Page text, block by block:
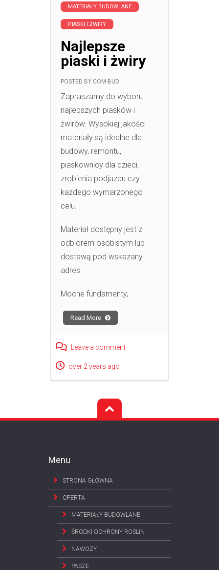
MATERIAŁY BUDOWLANE
PIASKI I ŻWIRY
Najlepsze
piaski i żwiry
POSTED BY COM-BUD
Zapraszamy do wyboru
najlepszych piasków i
żwirów. Wysokiej jakości
materiały są idealne dla
budowy, remontu,
piaskownicy dla dzieci,
zrobienia podjazdu czy
każdego wymarzonego
celu.
Materiał dostępny jest z
odbiorem osobistym lub
dostawą pod wskazany
adres.
Mocne fundamenty,
Read More
Leave a comment
over 2 years ago
Menu
STRONA GŁÓWNA
OFERTA
MATERIAŁY BUDOWLANE
ŚRODKI OCHRONY ROŚLIN
NAWOZY
PASZE